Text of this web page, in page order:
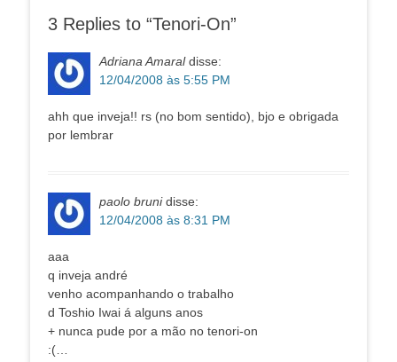
3 Replies to “Tenori-On”
Adriana Amaral disse:
12/04/2008 às 5:55 PM
ahh que inveja!! rs (no bom sentido), bjo e obrigada
por lembrar
paolo bruni disse:
12/04/2008 às 8:31 PM
aaa
q inveja andré
venho acompanhando o trabalho
d Toshio Iwai á alguns anos
+ nunca pude por a mão no tenori-on
:(…